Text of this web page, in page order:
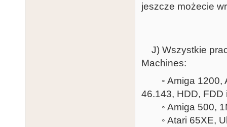
jeszcze możecie
J) Wszystkie
Machines:
◦ Amiga 1200,
46.143, HDD, FDD
◦ Amiga 500,
◦ Atari 65XE,